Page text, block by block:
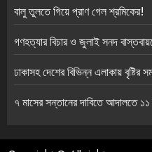
বালু তুলতে গিয়ে প্রাণ গেল শ্রমিকের!
গণহত্যার বিচার ও জুলাই সনদ
ঢাকাসহ দেশের বিভিন্ন এলাকায় বৃষ্টির
৭ মাসের সন্তানের দাবিতে আদালতে